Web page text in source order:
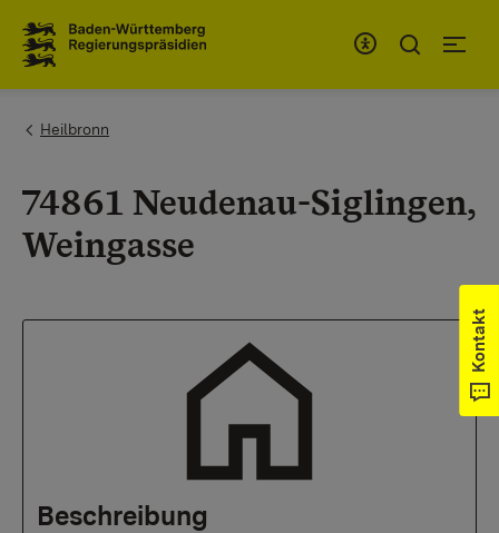
You are here:
Heilbronn
74861 Neudenau-Siglingen,
Weingasse
Beschreibung
Kontakt